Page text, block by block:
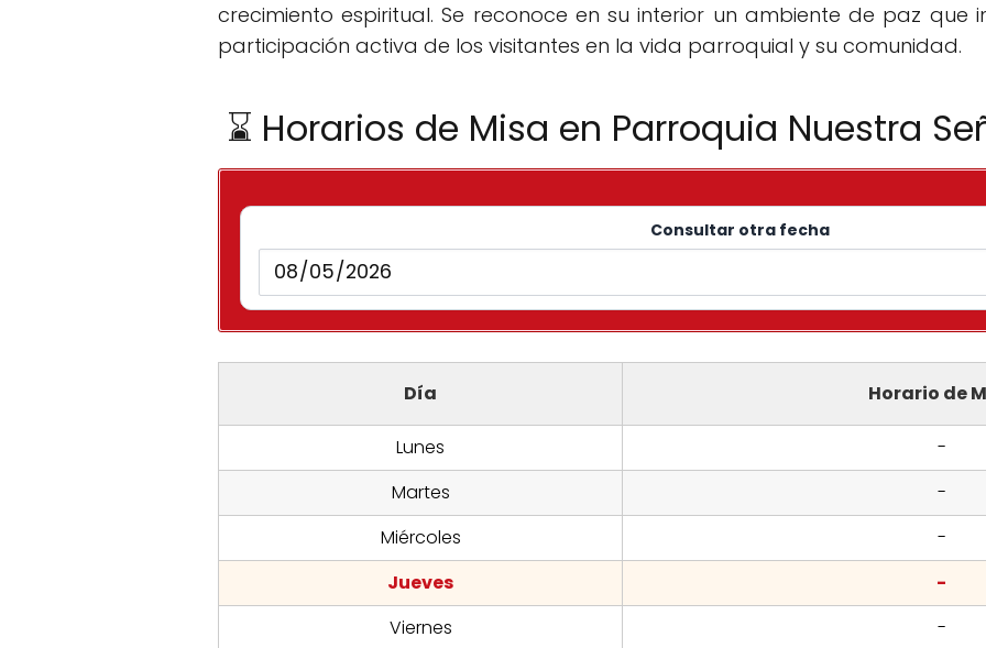
crecimiento espiritual. Se reconoce en su interior un ambiente de paz que
participación activa de los visitantes en la vida parroquial y su comunidad.
⌛ Horarios de Misa en Parroquia Nuestra
Consultar otra fecha
Día Horario de
Lunes
-
Martes
-
Miércoles
-
Jueves
-
Viernes
-